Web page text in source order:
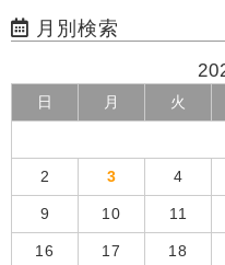
月別検索
日 月 火
2 3 4
9 10 11
16 17 18